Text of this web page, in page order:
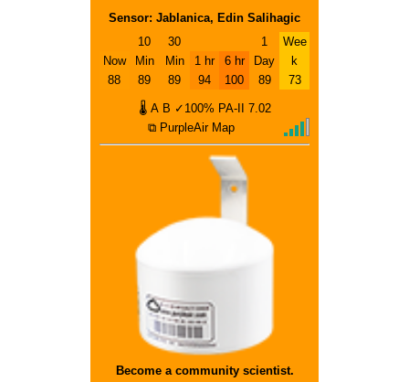
Sensor: Jablanica, Edin Salihagic
Now
88
10
Min
89
30
Min
89
1 hr
94
6 hr
100
1
Day
89
Wee
k
73
🌡 A B ✓100% PA-II
7.02
⧉ PurpleAir Map
Become a community scientist.